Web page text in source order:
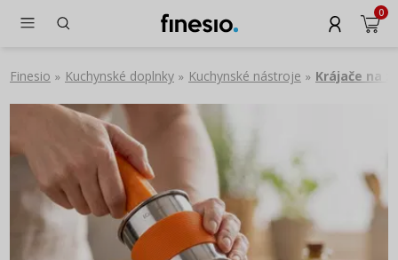
0
Finesio » Kuchynské doplnky » Kuchynské nástroje » Krájače na